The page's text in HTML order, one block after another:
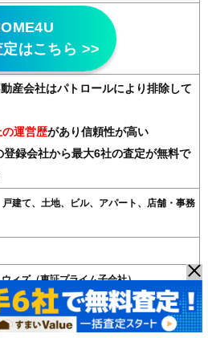
はこちら >>
動産会社はパトロールにより排除して
運営歴があり信頼性が高い
登録会社から最大6社の査定が無料で
戸建て、土地、ビル、アパート、店舗・事務
ィズ（東証プライム子会社）
の詳細記事はこちら